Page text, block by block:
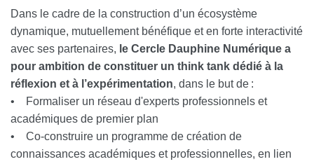
Dans le cadre de la construction d’un écosystème
dynamique, mutuellement bénéfique et en forte interactivité
avec ses partenaires, le Cercle Dauphine Numérique a
pour ambition de constituer un think tank dédié à la
réflexion et à l’expérimentation, dans le but de :
• Formaliser un réseau d'experts professionnels et
académiques de premier plan
• Co-construire un programme de création de
connaissances académiques et professionnelles, en lien